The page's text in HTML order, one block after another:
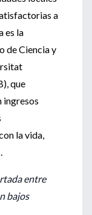
a
es la
de Ciencia y
que
ingresos
la vida,
entre
bajos